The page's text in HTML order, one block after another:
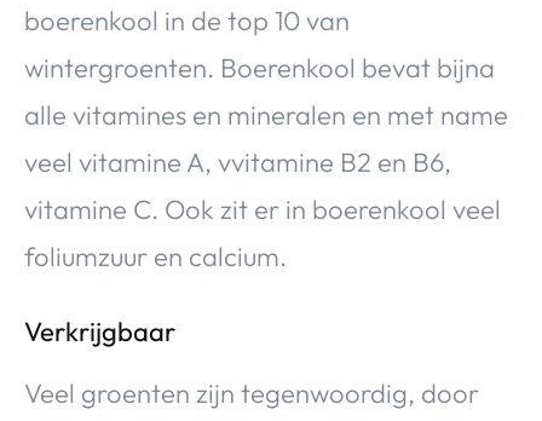
boerenkool in de top 10 van
wintergroenten. Boerenkool bevat bijna
alle vitamines en mineralen en met name
veel vitamine A, vvitamine B2 en B6,
vitamine C. Ook zit er in boerenkool veel
foliumzuur en calcium.
Verkrijgbaar
Veel groenten zijn tegenwoordig, door